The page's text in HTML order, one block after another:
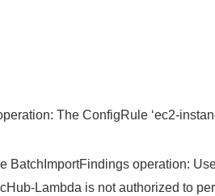
The ConfigRule ‘ec2-
BatchImportFindings operation:
Lambda is not authorized to